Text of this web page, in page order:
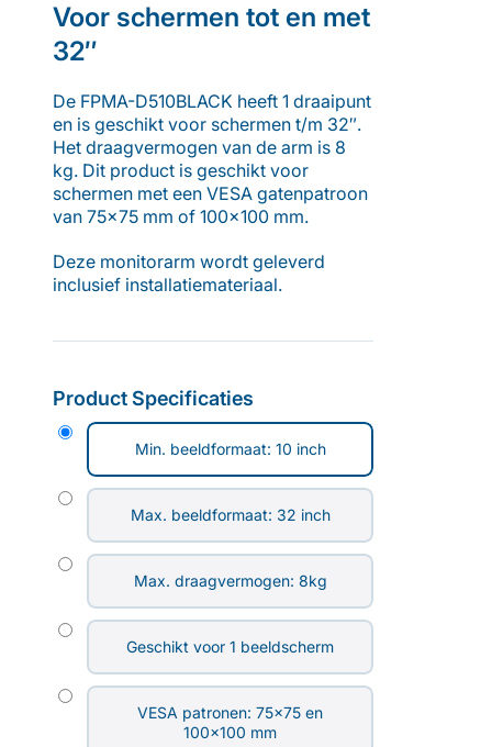
Voor schermen tot en met
32″
De FPMA-D510BLACK heeft 1 draaipunt
en is geschikt voor schermen t/m 32″.
Het draagvermogen van de arm is 8
kg. Dit product is geschikt voor
schermen met een VESA gatenpatroon
van 75×75 mm of 100×100 mm.
Deze monitorarm wordt geleverd
inclusief installatiemateriaal.
Product Specificaties
Min. beeldformaat: 10 inch
Max. beeldformaat: 32 inch
Max. draagvermogen: 8kg
Geschikt voor 1 beeldscherm
VESA patronen: 75×75 en
100×100 mm